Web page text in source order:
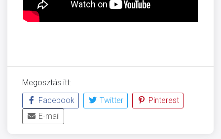
Megosztás itt:
Facebook
Twitter
Pinterest
E-mail